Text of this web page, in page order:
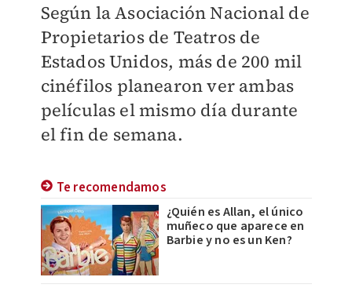
Según la Asociación Nacional de
Propietarios de Teatros de
Estados Unidos, más de 200 mil
cinéfilos planearon ver ambas
películas el mismo día durante
el fin de semana.
Te recomendamos
¿Quién es Allan, el único
muñeco que aparece en
Barbie y no es un Ken?